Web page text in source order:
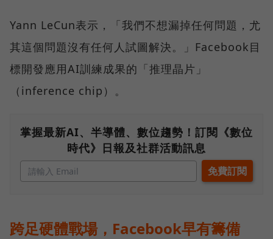
Yann LeCun表示，「我們不想漏掉任何問題，尤
其這個問題沒有任何人試圖解決。」Facebook目
標開發應用AI訓練成果的「推理晶片」
（inference chip）。
掌握最新AI、半導體、數位趨勢！訂閱《數位
時代》日報及社群活動訊息
跨足硬體戰場，Facebook早有籌備